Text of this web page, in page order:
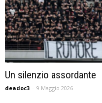
Un silenzio assordante
deadoc3 - 9 Maggio 2026